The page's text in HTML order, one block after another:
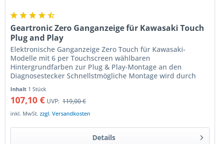
Geartronic Zero Ganganzeige für Kawasaki Touch
Plug and Play
Elektronische Ganganzeige Zero Touch für Kawasaki-
Modelle mit 6 per Touchscreen wählbaren
Hintergrundfarben zur Plug & Play-Montage an den
Diagnosestecker Schnellstmögliche Montage wird durch
Inhalt 1 Stück
107,10 € UVP: 119,00 €
inkl. MwSt.zzgl. Versandkosten
Details